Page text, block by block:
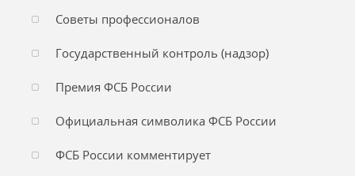
Советы профессионалов
Государственный контроль (надзор)
Премия ФСБ России
Официальная символика ФСБ России
ФСБ России комментирует